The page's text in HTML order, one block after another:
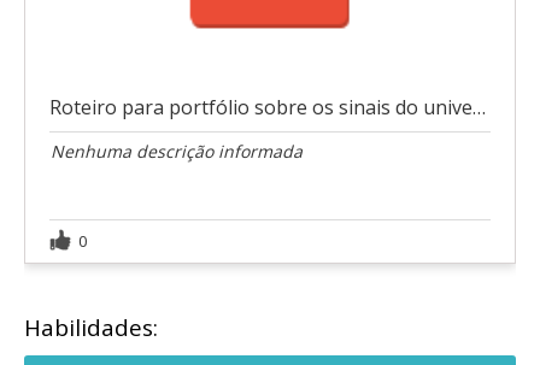
Roteiro para portfólio sobre os sinais do universo
Nenhuma descrição informada
0
Habilidades: